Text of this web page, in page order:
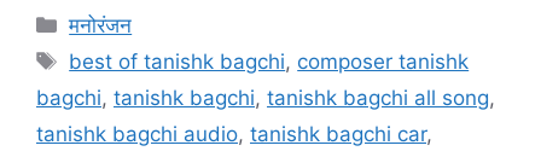
मनोरंजन
best of tanishk bagchi, composer tanishk
bagchi, tanishk bagchi, tanishk bagchi all song,
tanishk bagchi audio, tanishk bagchi car,